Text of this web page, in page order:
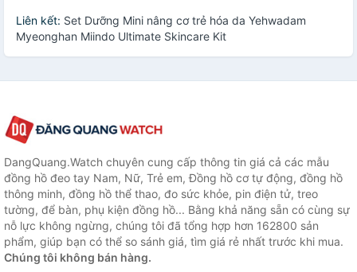
Liên kết: Set Dưỡng Mini nâng cơ trẻ hóa da Yehwadam
Myeonghan Miindo Ultimate Skincare Kit
DangQuang.Watch chuyên cung cấp thông tin giá cả các mẫu
đồng hồ đeo tay Nam, Nữ, Trẻ em, Đồng hồ cơ tự động, đồng hồ
thông minh, đồng hồ thể thao, đo sức khỏe, pin điện tử, treo
tường, để bàn, phụ kiện đồng hồ... Bằng khả năng sẵn có cùng sự
nỗ lực không ngừng, chúng tôi đã tổng hợp hơn 162800 sản
phẩm, giúp bạn có thể so sánh giá, tìm giá rẻ nhất trước khi mua.
Chúng tôi không bán hàng.